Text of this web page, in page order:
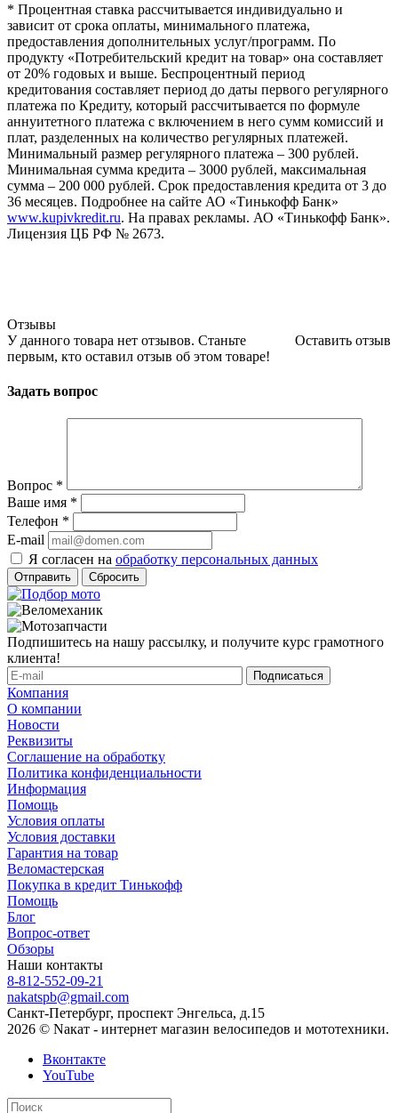
* Процентная ставка рассчитывается индивидуально и
зависит от срока оплаты, минимального платежа,
предоставления дополнительных услуг/программ. По
продукту «Потребительский кредит на товар» она составляет
от 20% годовых и выше. Беспроцентный период
кредитования составляет период до даты первого регулярного
платежа по Кредиту, который рассчитывается по формуле
аннуитетного платежа с включением в него сумм комиссий и
плат, разделенных на количество регулярных платежей.
Минимальный размер регулярного платежа – 300 рублей.
Минимальная сумма кредита – 3000 рублей, максимальная
сумма – 200 000 рублей. Срок предоставления кредита от 3 до
36 месяцев. Подробнее на сайте АО «Тинькофф Банк»
www.kupivkredit.ru. На правах рекламы. АО «Тинькофф Банк».
Лицензия ЦБ РФ № 2673.
Отзывы
Оставить отзыв
У данного товара нет отзывов. Станьте
первым, кто оставил отзыв об этом товаре!
Задать вопрос
Вопрос *
Ваше имя *
Телефон *
E-mail
Я согласен на обработку персональных данных
Сбросить
Подпишитесь на нашу рассылку, и получите курс грамотного
клиента!
Компания
О компании
Новости
Реквизиты
Соглашение на обработку
Политика конфиденциальности
Информация
Помощь
Условия оплаты
Условия доставки
Гарантия на товар
Веломастерская
Покупка в кредит Тинькофф
Помощь
Блог
Вопрос-ответ
Обзоры
Наши контакты
8-812-552-09-21
nakatspb@gmail.com
Санкт-Петербург, проспект Энгельса, д.15
2026 © Nакат - интернет магазин велосипедов и мототехники.
Вконтакте
YouTube